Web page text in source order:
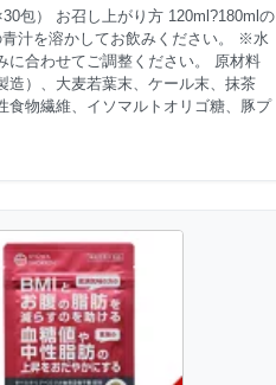
包） お召し上がり方 120ml?180mlの
汁を溶かしてお飲みください。 ※水
に合わせてご調整ください。 原材料
造）、大麦若葉末、ケール末、抹茶
食物繊維、イソマルトオリゴ糖、豚プ